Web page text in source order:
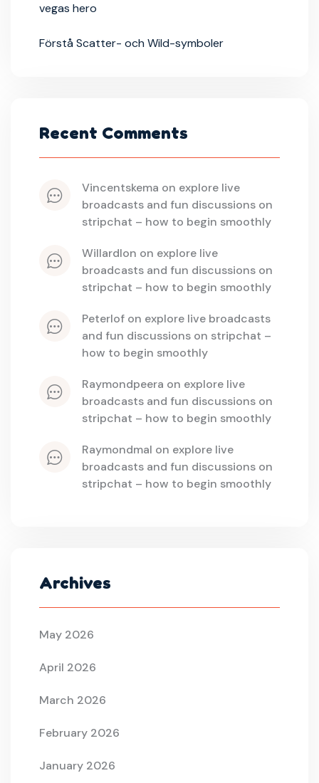
vegas hero
Förstå Scatter- och Wild-symboler
Recent Comments
vincentskema on explore live
broadcasts and fun discussions on
stripchat – how to begin smoothly
willardlon on explore live
broadcasts and fun discussions on
stripchat – how to begin smoothly
peterlof on explore live broadcasts
and fun discussions on stripchat –
how to begin smoothly
raymondpeera on explore live
broadcasts and fun discussions on
stripchat – how to begin smoothly
raymondmal on explore live
broadcasts and fun discussions on
stripchat – how to begin smoothly
Archives
May 2026
April 2026
March 2026
February 2026
January 2026